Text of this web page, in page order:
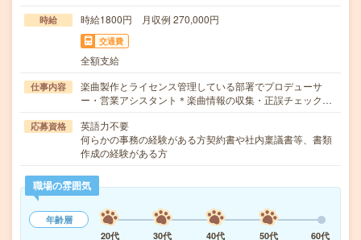
時給 時給1800円 月収例 270,000円
交通費
全額支給
仕事内容
楽曲製作とライセンス管理している部署でプロデューサ
ー・営業アシスタント＊楽曲情報の収集・正誤チェック…
応募資格
英語力不要
何らかの事務の経験がある方契約書や社内稟議書等、書類
作成の経験がある方
職場の雰囲気
年齢層
20代
30代 40代 50代
60代